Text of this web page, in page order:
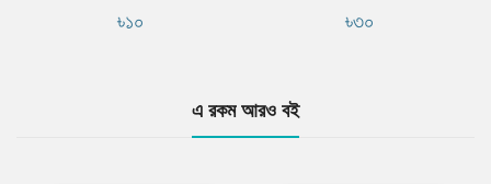
৳১০ ৳৩০
এ রকম আরও বই